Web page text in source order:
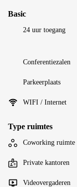
Basic
24 uur toegang
Conferentiezalen
Parkeerplaats
WIFI / Internet
Type ruimtes
Coworking ruimte
Private kantoren
Videovergaderen